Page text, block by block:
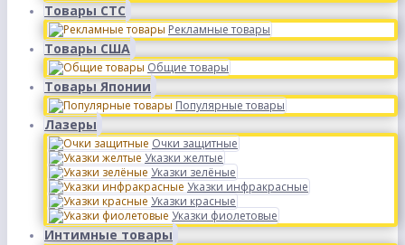
Товары СТС
Рекламные товары
Товары США
Общие товары
Товары Японии
Популярные товары
Лазеры
Очки защитные
Указки желтые
Указки зелёные
Указки инфракрасные
Указки красные
Указки фиолетовые
Интимные товары